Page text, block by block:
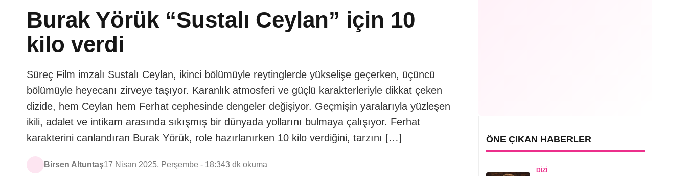
Burak Yörük “Sustalı Ceylan” için 10
kilo verdi
Süreç Film imzalı Sustalı Ceylan, ikinci bölümüyle reytinglerde yükselişe geçerken, üçüncü
bölümüyle heyecanı zirveye taşıyor. Karanlık atmosferi ve güçlü karakterleriyle dikkat çeken
dizide, hem Ceylan hem Ferhat cephesinde dengeler değişiyor. Geçmişin yaralarıyla yüzleşen
ikili, adalet ve intikam arasında sıkışmış bir dünyada yollarını bulmaya çalışıyor. Ferhat
karakterini canlandıran Burak Yörük, role hazırlanırken 10 kilo verdiğini, tarzını […]
Birsen Altuntaş17 Nisan 2025, Perşembe - 18:343 dk okuma
ÖNE ÇIKAN HABERLER
DIZI